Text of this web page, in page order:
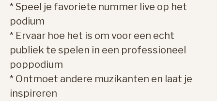
* Speel je favoriete nummer live op het
podium
* Ervaar hoe het is om voor een echt
publiek te spelen in een professioneel
poppodium
* Ontmoet andere muzikanten en laat je
inspireren